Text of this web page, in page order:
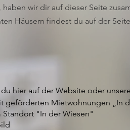
wir dir auf dieser Seite
Häusern findest du auf der
hier auf der Website oder
Mietwohnungen „In
Standort "In der Wiesen"